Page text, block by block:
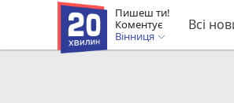
Пишеш ти!
Коментує
Вінниця
Всі